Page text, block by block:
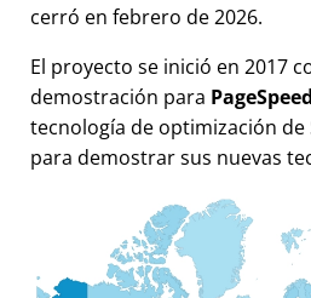
cerró en febrero de 2026.
El proyecto se inició en 2017
demostración para
tecnología de optimización de
para demostrar sus nuevas